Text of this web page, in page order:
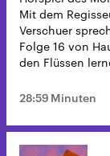
Mit dem
Verschuer
Folge 16 von
den Flüssen
28:59 Minuten